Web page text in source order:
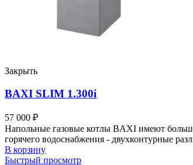
Закрыть
BAXI SLIM 1.300i
57 000 ₽
Напольные газовые котлы BAXI имеют
горячего водоснабжения - двухконтурные
В корзину
Быстрый просмотр